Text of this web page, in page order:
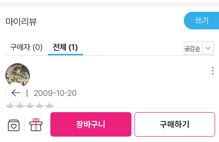
장바구니 구매하기
마이리뷰 쓰기
구매자 (0) 전체 (1)
보슬비 2009-10-20
카툰을 봤을때 많이 익숙한 그림이라는 생각이 들었는데, 예전에 뽀
빠이를 보는듯 하다고 할까요.좀 어설픈 탈출이었지만, 어린이 책이
뒤로가
기